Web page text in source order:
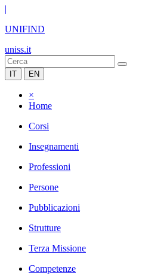
|
UNIFIND
uniss.it
IT EN
×
Home
Corsi
Insegnamenti
Professioni
Persone
Pubblicazioni
Strutture
Terza Missione
Competenze